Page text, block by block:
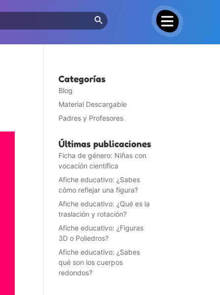
Search Button
Categorías
Blog
Material Descargable
Padres y Profesores
Últimas publicaciones
Ficha de género: Niñas con
vocación científica
Afiche educativo: ¿Sabes
cómo reflejar una figura?
Afiche educativo: ¿Qué es la
traslación y rotación?
Afiche educativo: ¿Figuras
3D o Poliedros?
Afiche educativo: ¿Sabes
qué son los cuerpos
redondos?